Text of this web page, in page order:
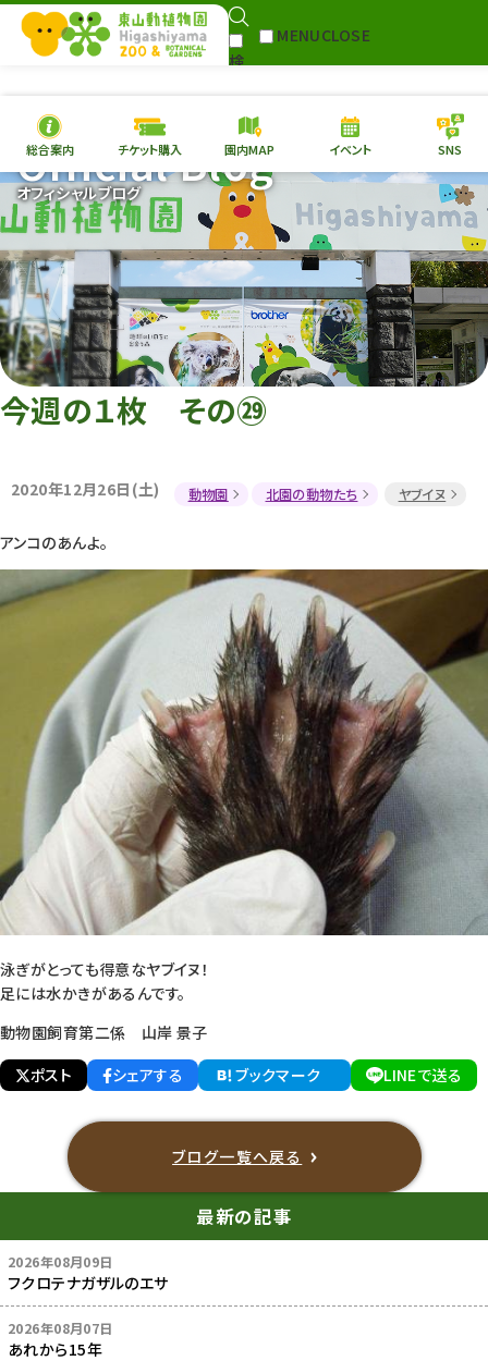
検
MENUCLOSE
本日の開園情報 チケ
園内MAP イベント
総合案内
動物園 植物園
再生プラン
東山動植物園
への支援
Follow
総合案内 チケット購入 園内MAP イベント SNS
オフィシャルブログ
Official Blog
今週の１枚 その㉙
2020年12月26日(土) 動物園 北園の動物たち ヤブイヌ
アンコのあんよ。
泳ぎがとっても得意なヤブイヌ！
足には水かきがあるんです。
動物園飼育第二係 山岸 景子
ポスト
シェアする ブックマーク LINEで送る
ブログ一覧へ戻る
最新の記事
2026年08月09日
フクロテナガザルのエサ
2026年08月07日
あれから15年